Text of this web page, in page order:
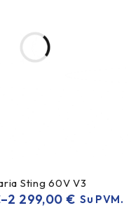
Sting 60V V3
–2 299,00€ Su PVM.